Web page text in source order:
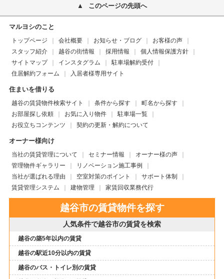
このページの先頭へ
マルヨシのこと
トップページ 会社概要 お知らせ・ブログ
お客様の声
スタッフ紹介
越谷の街情報 採用情報
個人情報保護方針
サイトマップ
インスタグラム
駐車場解約受付
住居解約フォーム
入居者様専用サイト
住まいを借りる
越谷の賃貸物件検索サイト 条件から探す
町名から探す
お部屋探し依頼
お気に入り物件
駐車場一覧
お役立ちコンテンツ
契約の更新・解約について
オーナー様向け
当社の賃貸管理について セミナー情報
オーナー様の声
管理物件ギャラリー
リノベーション施工事例
当社が選ばれる理由
空室対策のポイント
サポート体制
賃貸管理システム
建物管理 家賃回収業務代行
越谷市の賃貸物件を探す
人気条件で越谷市の賃貸を検索
越谷の築5年以内の賃貸
越谷の駅近10分以内の賃貸
越谷のバス・トイレ別の賃貸